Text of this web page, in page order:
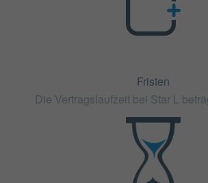
Fristen
Die Vertragslaufzeit bei Star L